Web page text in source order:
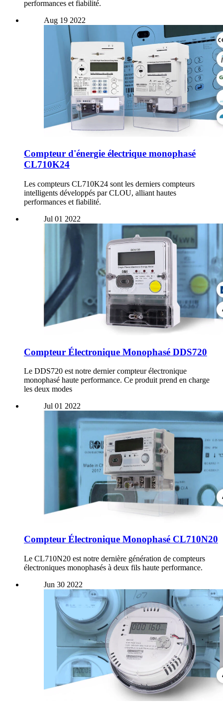
performances et fiabilité.
Aug 19 2022
Compteur d'énergie électrique monophasé
CL710K24
Les compteurs CL710K24 sont les derniers compteurs
intelligents développés par CLOU, alliant hautes
performances et fiabilité.
Jul 01 2022
Compteur Électronique Monophasé DDS720
Le DDS720 est notre dernier compteur électronique
monophasé haute performance. Ce produit prend en charge
les deux modes
Jul 01 2022
Compteur Électronique Monophasé CL710N20
Le CL710N20 est notre dernière génération de compteurs
électroniques monophasés à deux fils haute performance.
Jun 30 2022